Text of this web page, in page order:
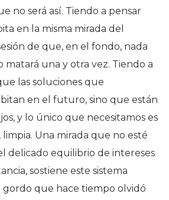
no será así. Tiendo a pensar
en la misma mirada del
de que, en el fondo, nada
matará una y otra vez. Tiendo a
las soluciones que
en el futuro, sino que están
y lo único que necesitamos es
Una mirada que no esté
delicado equilibrio de intereses
sostiene este sistema
gordo que hace tiempo olvidó